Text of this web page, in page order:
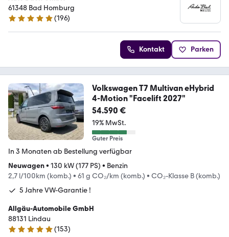
61348 Bad Homburg
4.8 Sterne
(196)
Kontakt Parken
Volkswagen T7 Multivan eHybrid
4-Motion "Facelift 2027"
54.590 €
19% MwSt.
Guter Preis
In 3 Monaten ab Bestellung verfügbar
Neuwagen• 130 kW (177 PS) • Benzin
2,7 l/100km (komb.) • 61 g CO₂/km (komb.) • CO₂-Klasse B (komb.)
5 Jahre VW-Garantie !
Allgäu-Automobile GmbH
88131 Lindau
4.9 Sterne
(153)